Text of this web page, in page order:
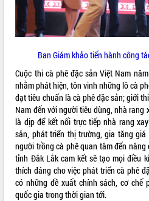
Đề án 06 tạo bước ngoặt đột phá trong
cải cách hành chính tỉnh Đắk Lắk
Kết nối tour, đẩy mạnh chuyển đổi số
để phát triển du lịch Đắk Lắk
tầng kỹ thuật Cụm công nghiệp Tân
Tiến
Gặp mặt các cơ quan báo chí nhân Kỷ
niệm 101 năm Ngày Báo chí Cách
mạng Việt Nam
Đắk Lắk sơ kết 4 năm triển khai thực
hiện Đề án 06 của Chính phủ
Họp báo thông tin về Hội nghị Công bố
Quy hoạch và Xúc tiến đầu tư tỉnh Đắk
Lắk
Ban Giám khảo tiến hành công
Cuộc thi cà phê đặc sản Việt Nam
nhằm phát hiện, tôn vinh những lô cà
đạt tiêu chuẩn là cà phê đặc sản; giới
Nam đến với người tiêu dùng, nhà
là dịp để kết nối trực tiếp nhà rang
sản, phát triển thị trường, gia tăng
người trồng cà phê quan tâm đến
tỉnh Đắk Lắk cam kết sẽ tạo mọi điều
thích đáng cho việc phát triển cà phê
có những đề xuất chính sách, cơ chế
quốc gia trong thời gian tới.